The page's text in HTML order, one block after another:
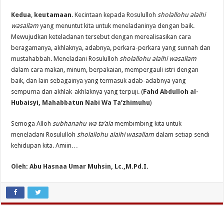
Kedua keutamaan. Kecintaan kepada Rosululloh sholallohu alaihi
wasallam yang menuntut kita untuk meneladaninya dengan baik.
Mewujudkan keteladanan tersebut dengan merealisasikan cara
beragamanya, akhlaknya, adabnya, perkara-perkara yang sunnah dan
mustahabbah. Meneladani Rosululloh sholallohu alaihi wasallam
dalam cara makan, minum, berpakaian, mempergauli istri dengan
baik, dan lain sebagainya yang termasuk adab-adabnya yang
sempurna dan akhlak-akhlaknya yang terpuji. (Fahd Abdulloh al-
Hubaisyi, Mahabbatun Nabi Wa Ta’zhimuhu)
Semoga Alloh subhanahu wa ta’alamembimbing kita untuk
meneladani Rosululloh sholallohu alaihi wasallam dalam setiap sendi
kehidupan kita. Amiin…
Oleh: Abu Hasnaa Umar Muhsin, Lc.,M.Pd.I.